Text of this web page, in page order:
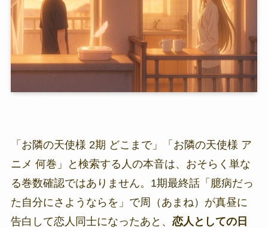
「お隣の天使様 2期 どこまで」「お隣の天使様 ア
ニメ 何巻」と検索する人の本音は、おそらく単な
る巻数確認ではありません。1期最終話「臆病だっ
た自分にさようならを」で周（あまね）が真昼に
告白して恋人同士になったあと、 恋人としての日